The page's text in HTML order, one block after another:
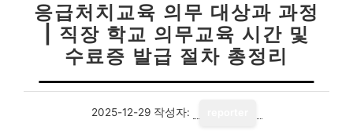
응급처치교육 의무 대상과 과정
| 직장 학교 의무교육 시간 및
수료증 발급 절차 총정리
2025-12-29 작성자: